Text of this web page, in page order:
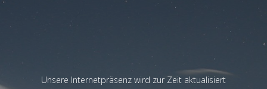
Unsere Internetpräsenz wird zur Zeit aktualisiert